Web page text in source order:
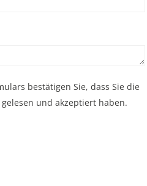
bestätigen Sie, dass Sie die
und akzeptiert haben.